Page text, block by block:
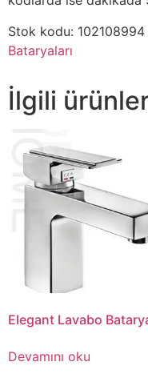
Stok kodu:
Bataryaları
İlgili
Elegant Lavabo
Devamını oku